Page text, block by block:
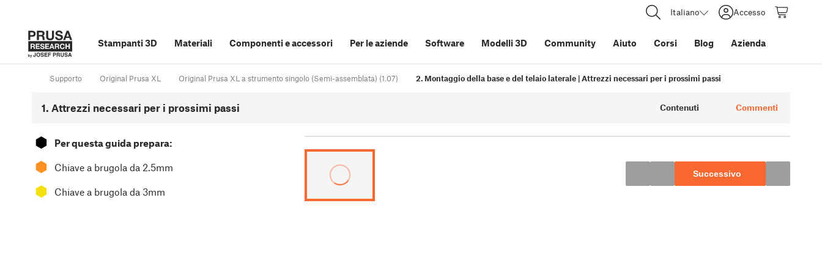
Italiano Accesso
Stampanti 3D Materiali Componenti e accessori Per le aziende Software Modelli 3D Community Aiuto Corsi Blog Azienda
Supporto Original Prusa XL Original Prusa XL a strumento singolo (Semi-assemblata) (1.07) 2. Montaggio della base e del telaio laterale | Attrezzi necessari per i prossimi passi
1. Attrezzi necessari per i prossimi passi Contenuti Commenti
⬢ Per questa guida prepara:
⬢ Chiave a brugola da 2.5mm
⬢ Chiave a brugola da 3mm
Successivo